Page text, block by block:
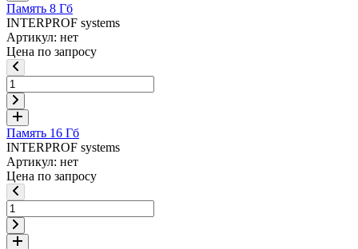
Память 8 Гб
INTERPROF systems
Артикул: нет
Цена по запросу
Память 16 Гб
INTERPROF systems
Артикул: нет
Цена по запросу